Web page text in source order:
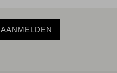
AANMELDEN